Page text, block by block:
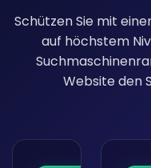
Schützen Sie mit
auf höchstem
Website den